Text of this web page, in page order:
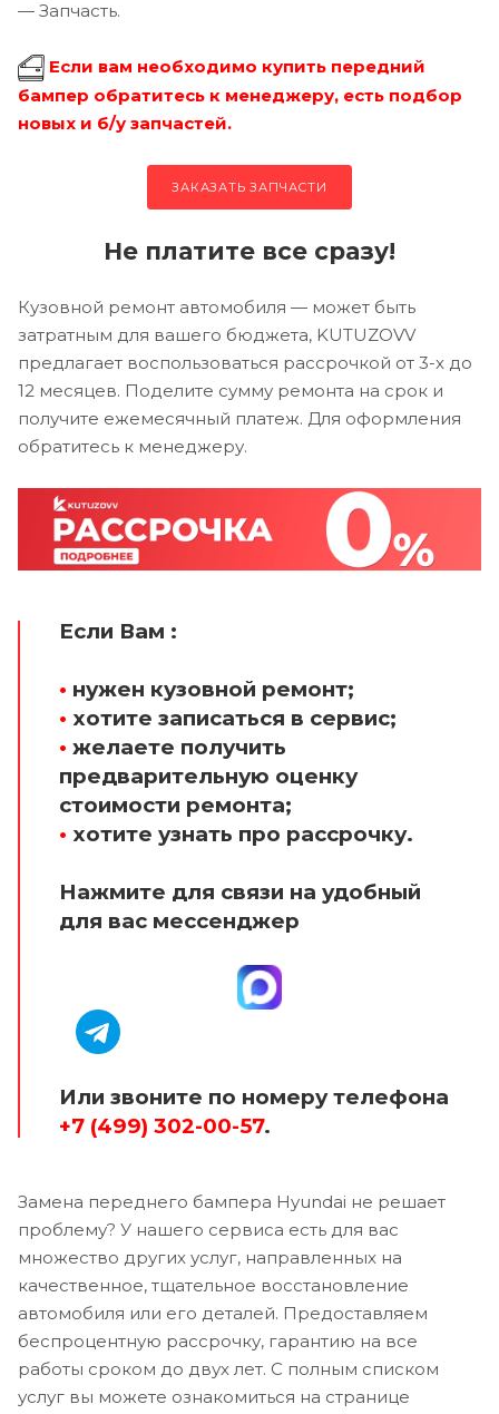
— Запчасть.
Если вам необходимо купить передний
бампер обратитесь к менеджеру, есть подбор
новых и б/у запчастей.
ЗАКАЗАТЬ ЗАПЧАСТИ
Не платите все сразу!
Кузовной ремонт автомобиля — может быть
затратным для вашего бюджета, KUTUZOVV
предлагает воспользоваться рассрочкой от 3-х до
12 месяцев. Поделите сумму ремонта на срок и
получите ежемесячный платеж. Для оформления
обратитесь к менеджеру.
Если Вам :
• нужен кузовной ремонт;
• хотите записаться в сервис;
• желаете получить
предварительную оценку
стоимости ремонта;
• хотите узнать про рассрочку.
Нажмите для связи на удобный
для вас мессенджер
Или звоните по номеру телефона
+7 (499) 302-00-57.
Замена переднего бампера Hyundai не решает
проблему? У нашего сервиса есть для вас
множество других услуг, направленных на
качественное, тщательное восстановление
автомобиля или его деталей. Предоставляем
беспроцентную рассрочку, гарантию на все
работы сроком до двух лет. С полным списком
услуг вы можете ознакомиться на странице